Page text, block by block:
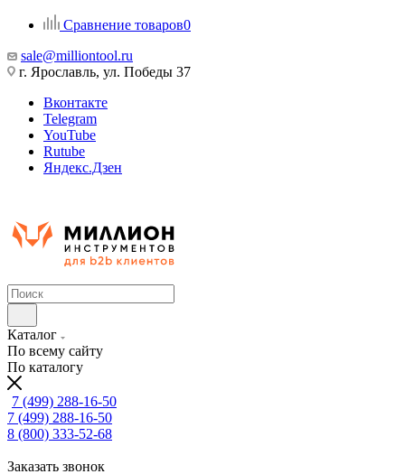
Сравнение товаров0
sale@milliontool.ru
г. Ярославль, ул. Победы 37
Вконтакте
Telegram
YouTube
Rutube
Яндекс.Дзен
Каталог
По всему сайту
По каталогу
7 (499) 288-16-50
7 (499) 288-16-50
8 (800) 333-52-68
Заказать звонок